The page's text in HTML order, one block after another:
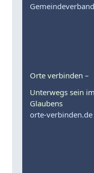
Orte verbinden –
Unterwegs sein
Glaubens
orte-verbinden.de